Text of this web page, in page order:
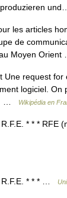
produzieren
les articles
de
Moyen
request for
logiciel.
…
Wikipédia en
* * * RFE
R.F.E. * * * …